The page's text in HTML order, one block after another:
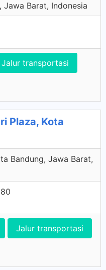
Jawa Barat, Indonesia
Jalur transportasi
Plaza, Kota
Bandung, Jawa Barat,
Jalur transportasi